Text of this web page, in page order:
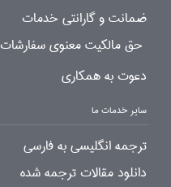
ضمانت و گارانتی خدمات
حق مالکیت معنوی سفارشات
دعوت به همکاری
سایر خدمات ما
ترجمه انگلیسی به فارسی
دانلود مقالات ترجمه شده